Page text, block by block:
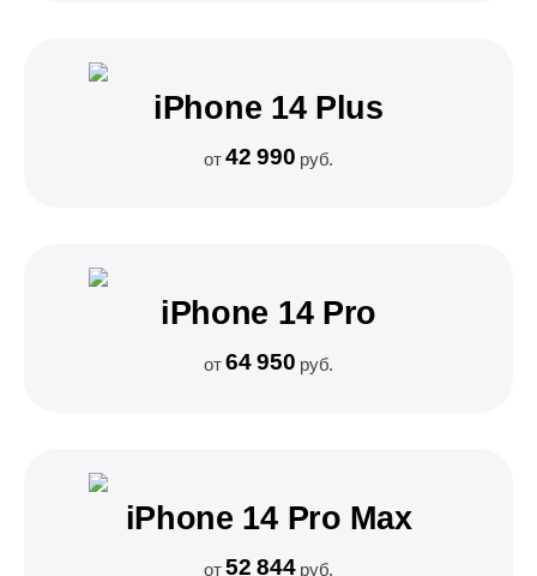
iPhone 14 Plus
от42 990 руб.
iPhone 14 Pro
от64 950 руб.
iPhone 14 Pro Max
от52 844руб.